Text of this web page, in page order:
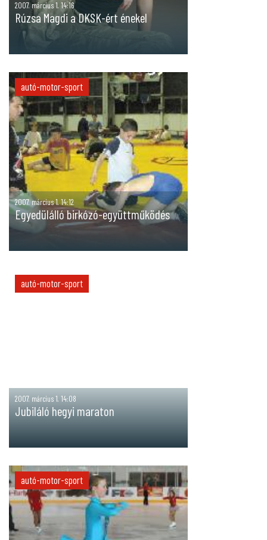
2007. március 1. 14:16
Rúzsa Magdi a DKSK-ért énekel
autó-motor-sport
2007. március 1. 14:12
Egyedülálló birkózó-együttműködés
autó-motor-sport
2007. március 1. 14:08
Jubiláló hegyi maraton
autó-motor-sport